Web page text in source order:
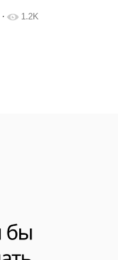
· 1.2K